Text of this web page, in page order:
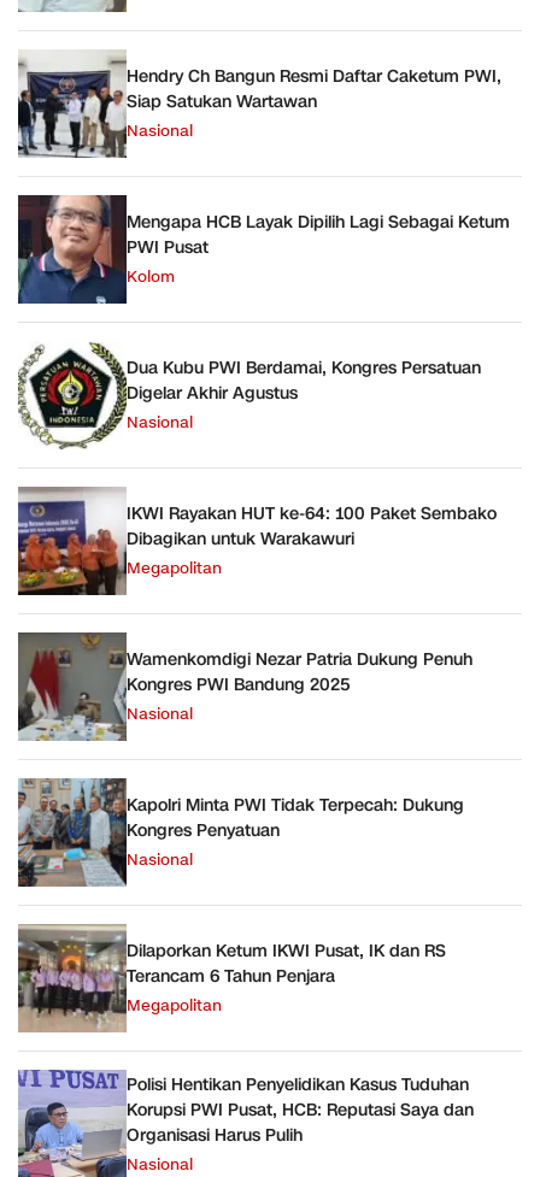
Hendry Ch Bangun Resmi Daftar Caketum PWI,
Siap Satukan Wartawan
Nasional
Mengapa HCB Layak Dipilih Lagi Sebagai Ketum
PWI Pusat
Kolom
Dua Kubu PWI Berdamai, Kongres Persatuan
Digelar Akhir Agustus
Nasional
IKWI Rayakan HUT ke-64: 100 Paket Sembako
Dibagikan untuk Warakawuri
Megapolitan
Wamenkomdigi Nezar Patria Dukung Penuh
Kongres PWI Bandung 2025
Nasional
Kapolri Minta PWI Tidak Terpecah: Dukung
Kongres Penyatuan
Nasional
Dilaporkan Ketum IKWI Pusat, IK dan RS
Terancam 6 Tahun Penjara
Megapolitan
Polisi Hentikan Penyelidikan Kasus Tuduhan
Korupsi PWI Pusat, HCB: Reputasi Saya dan
Organisasi Harus Pulih
Nasional